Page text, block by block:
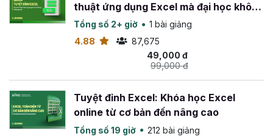
công, SSG, Sunjin Vina, DongWha, Ba Son, IDSMED,
Asia SHine, Hưng Thịnh, I-Glocal, ...
- Sở hữu kênh TikTok tin học văn phòng +500.000
follow, Facebook: +150.000 follow
thuật ứng dụng Excel mà đại học không
dạy bạn
Tổng số 2+ giờ
1 bài giảng
4.88
87,675
49,000 đ
99,000 đ
Tuyệt đỉnh Excel: Khóa học Excel
online từ cơ bản đến nâng cao
Tổng số 19 giờ
212 bài giảng